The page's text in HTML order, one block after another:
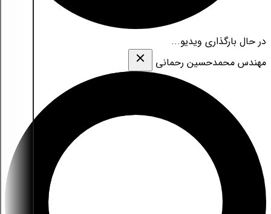
در حال بارگذاری ویدیو...
مهندس محمدحسین رحمانی